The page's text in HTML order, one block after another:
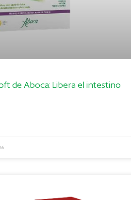
de Aboca: Libera el intestino